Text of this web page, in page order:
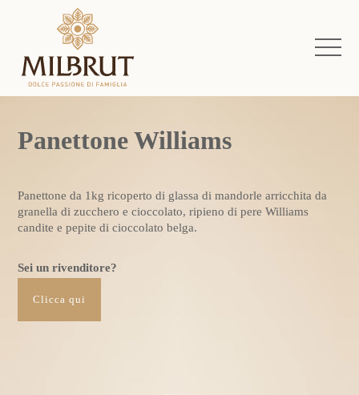
Panettone Williams
Panettone da 1kg ricoperto di glassa di mandorle arricchita da
granella di zucchero e cioccolato, ripieno di pere Williams
candite e pepite di cioccolato belga.
Sei un rivenditore?
Clicca qui